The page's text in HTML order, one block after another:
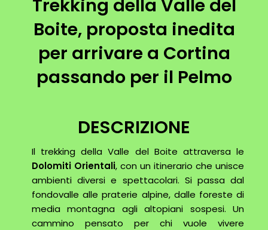
Trekking della Valle del
Boite, proposta inedita
per arrivare a Cortina
passando per il Pelmo
DESCRIZIONE
Il trekking della Valle del Boite attraversa le
Dolomiti Orientali, con un itinerario che unisce
ambienti diversi e spettacolari. Si passa dal
fondovalle alle praterie alpine, dalle foreste di
media montagna agli altopiani sospesi. Un
cammino pensato per chi vuole vivere